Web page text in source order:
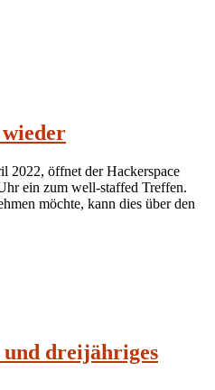
2022, öffnet der Hackerspace
ein zum well-staffed Treffen.
möchte, kann dies über den
dreijähriges